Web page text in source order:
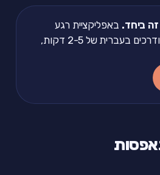
ביחד. באפליקציית רגע
מחכים לך תרגולים מודרכים בעברית של 2-5 דקות,